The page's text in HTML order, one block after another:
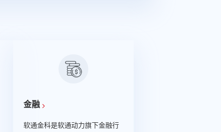
金融
软通金科是软通动力旗下金融行